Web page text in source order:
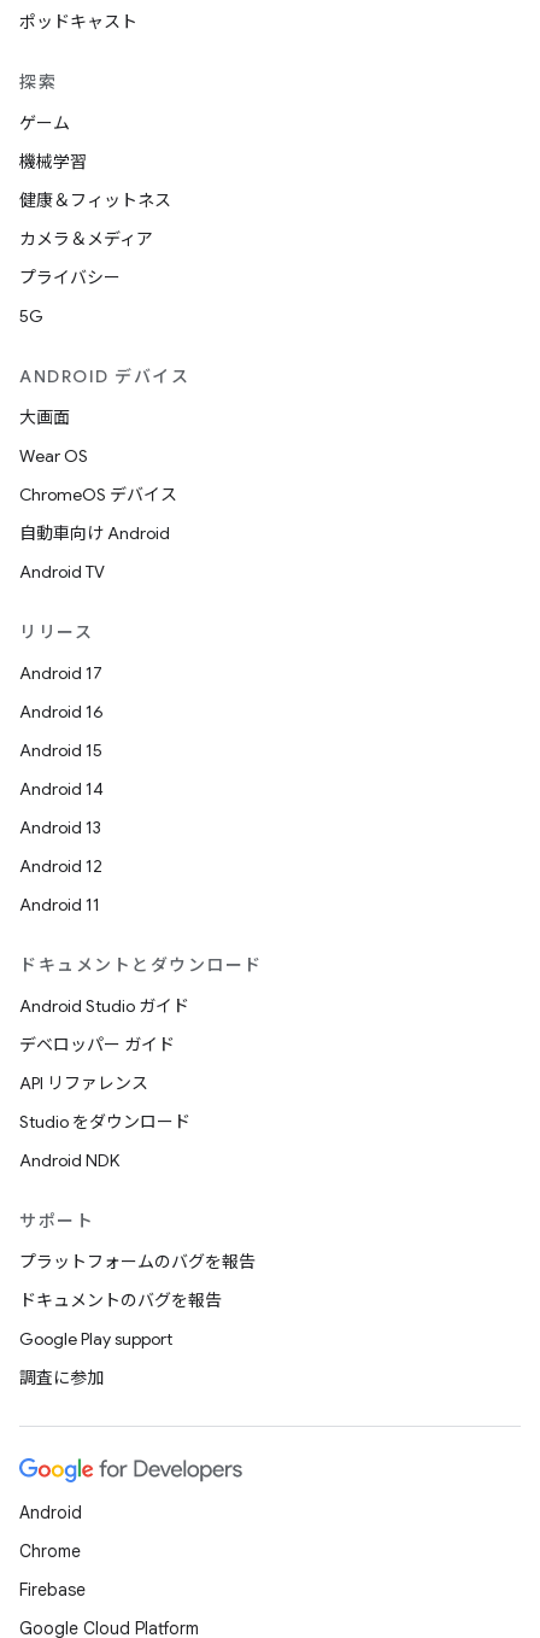
ポッドキャスト
探索
ゲーム
機械学習
健康＆フィットネス
カメラ＆メディア
プライバシー
5G
ANDROID デバイス
大画面
Wear OS
ChromeOS デバイス
自動車向け Android
Android TV
リリース
Android 17
Android 16
Android 15
Android 14
Android 13
Android 12
Android 11
ドキュメントとダウンロード
Android Studio ガイド
デベロッパー ガイド
API リファレンス
Studio をダウンロード
Android NDK
サポート
プラットフォームのバグを報告
ドキュメントのバグを報告
Google Play support
調査に参加
Android
Chrome
Firebase
Google Cloud Platform